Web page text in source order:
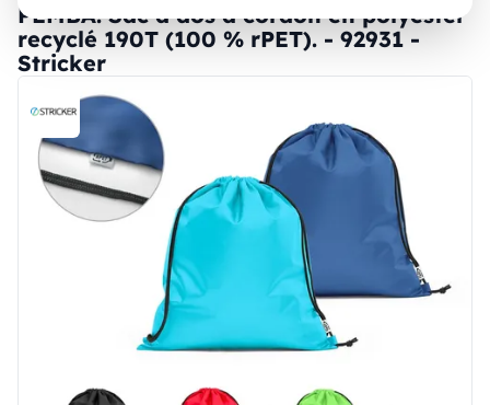
PEMBA. Sac à dos à cordon en polyester
recyclé 190T (100 % rPET). - 92931 -
Stricker